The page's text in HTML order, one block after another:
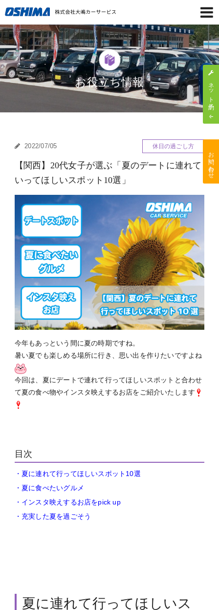
お役立ち情報
2022/07/05 休日の過ごし方
【関西】20代女子が選ぶ「夏のデートに連れて
いってほしいスポット10選」
今年もあっという間に夏の時期ですね。
暑い夏でも楽しめる場所に行き、思い出を作りたいですよね
今回は、夏にデートで連れて行ってほしいスポットと合わせ
て夏の食べ物やインスタ映えするお店をご紹介いたします
目次
・夏に連れて行ってほしいスポット10選
・夏に食べたいグルメ
・インスタ映えするお店をpick up
・充実した夏を過ごそう
夏に連れて行ってほしいス
ネット予約
お問い合わせ